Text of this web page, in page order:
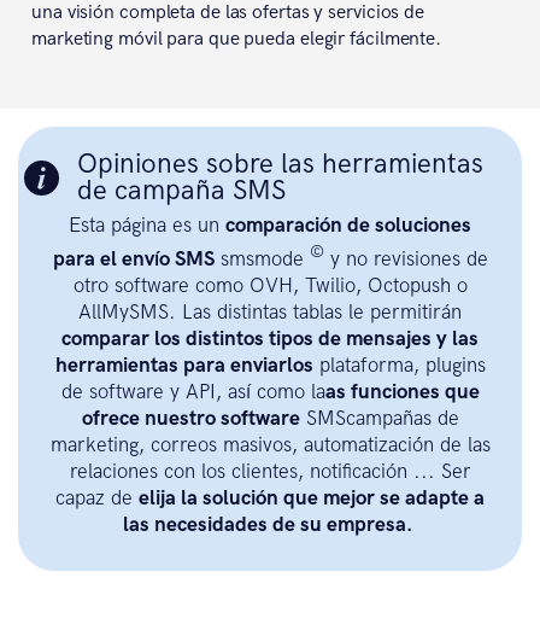
una visión completa de las ofertas y servicios de
marketing móvil para que pueda elegir fácilmente.
Opiniones sobre las herramientas
de campaña SMS
Esta página es un comparación de soluciones
para el envío SMSsmsmode ©y no revisiones de
otro software como OVH, Twilio, Octopush o
AllMySMS. Las distintas tablas le permitirán
comparar los distintos tipos de mensajes y las
herramientas para enviarlos plataforma, plugins
de software y API, así como laas funciones que
ofrece nuestro softwareSMScampañas de
marketing, correos masivos, automatización de las
relaciones con los clientes, notificación ... Ser
capaz de elija la solución que mejor se adapte a
las necesidades de su empresa.